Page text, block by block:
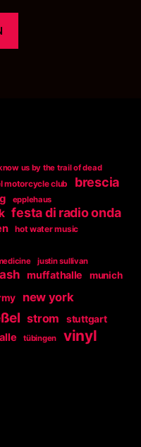
us by the trail of dead
motorcycle club brescia
epplehaus
festa di radio onda
hot water music
justin sullivan
muffathalle munich
new york
strom stuttgart
tübingen vinyl